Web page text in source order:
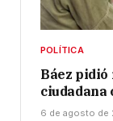
POLÍTICA
Báez
ciudadana
6 de agosto de